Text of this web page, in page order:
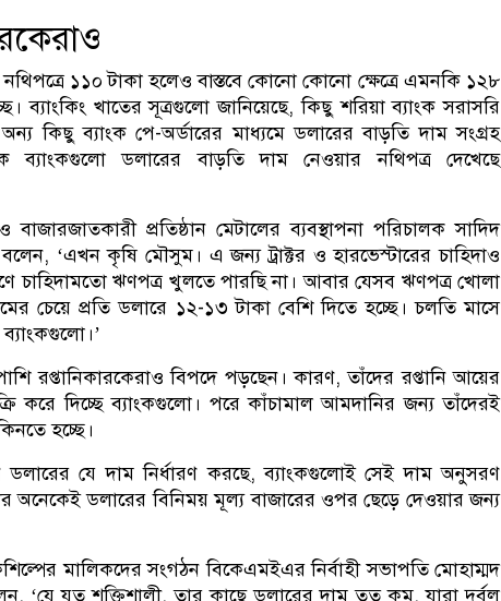
১১০ টাকা হলেও বাস্তবে কোনো কোনো ক্ষেত্রে এমনকি ১২৮
ব্যাংকিং খাতের সূত্রগুলো জানিয়েছে, কিছু শরিয়া ব্যাংক সরাসরি
কিছু ব্যাংক পে-অর্ডারের মাধ্যমে ডলারের বাড়তি দাম সংগ্রহ
ব্যাংকগুলো ডলারের বাড়তি দাম নেওয়ার নথিপত্র দেখেছে
বাজারজাতকারী প্রতিষ্ঠান মেটালের ব্যবস্থাপনা পরিচালক সাদিদ
‘এখন কৃষি মৌসুম। এ জন্য ট্রাক্টর ও হারভেস্টারের চাহিদাও
চাহিদামতো ঋণপত্র খুলতে পারছি না। আবার যেসব ঋণপত্র খোলা
চেয়ে প্রতি ডলারে ১২-১৩ টাকা বেশি দিতে হচ্ছে। চলতি মাসে
রপ্তানিকারকেরাও বিপদে পড়ছেন। কারণ, তাঁদের রপ্তানি আয়ের
করে দিচ্ছে ব্যাংকগুলো। পরে কাঁচামাল আমদানির জন্য তাঁদেরই
হচ্ছে।
ডলারের যে দাম নির্ধারণ করছে, ব্যাংকগুলোই সেই দাম অনুসরণ
অনেকেই ডলারের বিনিময় মূল্য বাজারের ওপর ছেড়ে দেওয়ার জন্য
মালিকদের সংগঠন বিকেএমইএর নির্বাহী সভাপতি মোহাম্মদ
‘যে যত শক্তিশালী, তার কাছে ডলারের দাম তত কম, যারা দুর্বল